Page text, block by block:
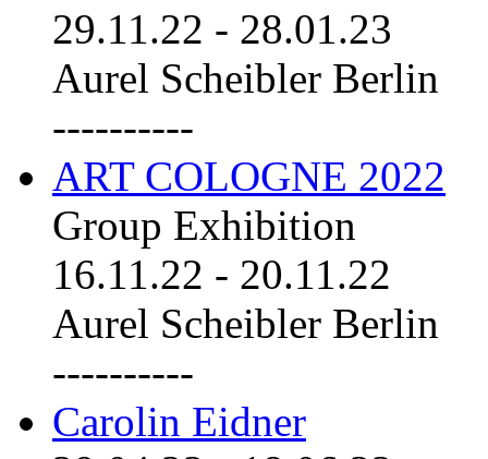
29.11.22 - 28.01.23
Aurel Scheibler Berlin
----------
ART COLOGNE 2022
Group Exhibition
16.11.22 - 20.11.22
Aurel Scheibler Berlin
----------
Carolin Eidner